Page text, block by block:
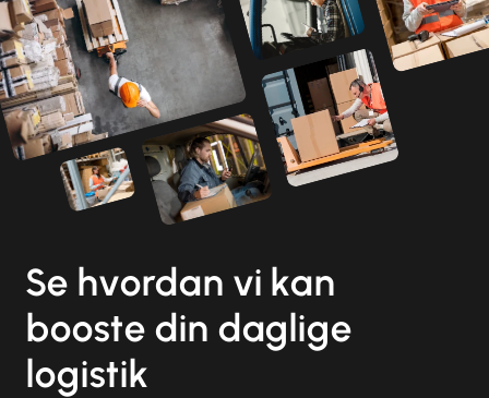
Se hvordan vi kan
booste din daglige
logistik